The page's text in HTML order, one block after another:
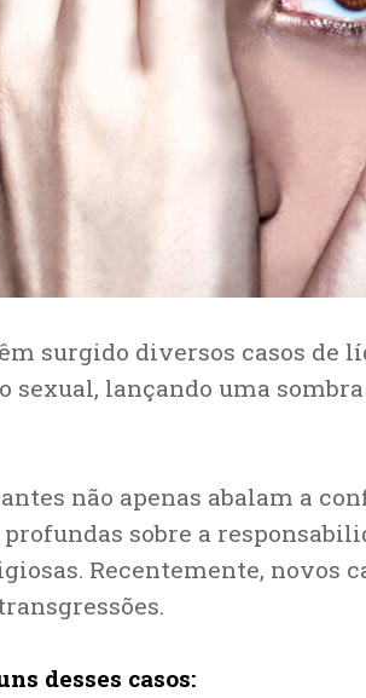
surgido diversos casos de
sexual, lançando uma
não apenas abalam a
sobre a
Recentemente, novos
desses casos: